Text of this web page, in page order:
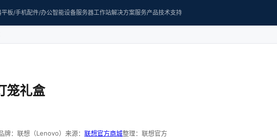
平板/手机配件/办公智能设备服务器工作站解决方案服务产品技术支持
笼礼盒
牌：联想（Lenovo） 来源： 联想官方商城整理：联想官方